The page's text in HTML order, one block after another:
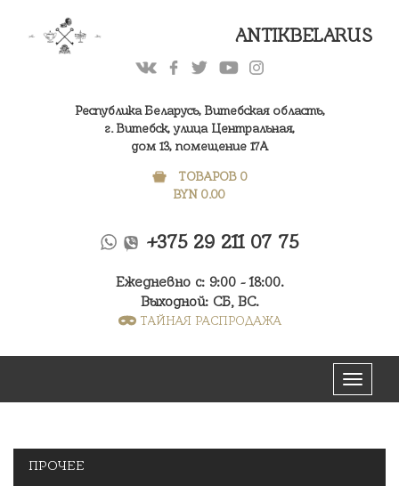
Республика Беларусь, Витебская область,
г. Витебск, улица Центральная,
дом 13, помещение 17А
ANTIKBELARUS
ТОВАРОВ 0
BYN 0.00
+375 29 211 07 75
Ежедневно с: 9:00 - 18:00.
Выходной: СБ, ВС.
ТАЙНАЯ РАСПРОДАЖА
Меню
ПРОЧЕЕ